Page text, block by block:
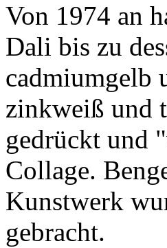
Von 1974 an
Dali bis zu
cadmiumgelb
zinkweiß und
gedrückt und
Collage.
Kunstwerk
gebracht.